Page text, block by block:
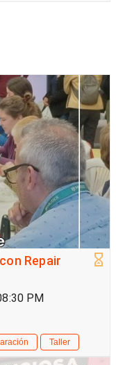
Repair
PM
Taller